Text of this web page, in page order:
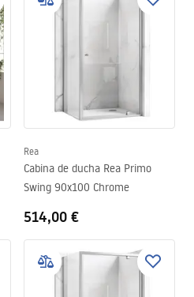
Rea
Cabina de ducha Rea Primo
Swing 90x100 Chrome
514,00 €